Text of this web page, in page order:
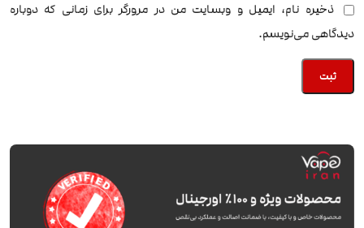
ذخیره نام، ایمیل و وبسایت من در مرورگر برای زمانی که دوباره
دیدگاهی می‌نویسم.